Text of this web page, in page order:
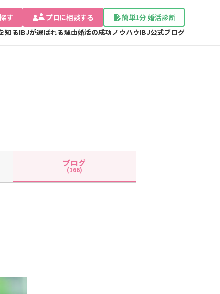
す プロに相談する
簡単1分 婚活診断
知るIBJが選ばれる理由婚活の成功ノウハウIBJ公式ブログ
ブログ
(166)